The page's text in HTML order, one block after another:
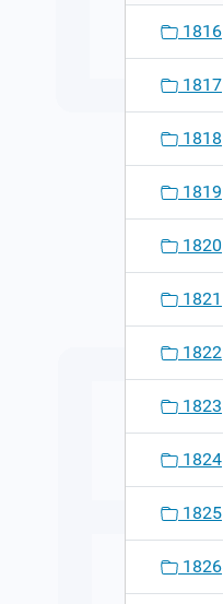
1816
1817
1818
1819
1820
1821
1822
1823
1824
1825
1826